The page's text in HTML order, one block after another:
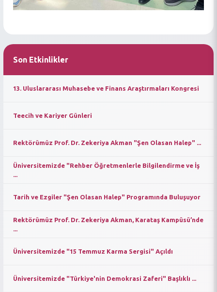
Son Etkinlikler
13. Uluslararası Muhasebe ve Finans Araştırmaları Kongresi
Teecih ve Kariyer Günleri
Rektörümüz Prof. Dr. Zekeriya Akman "Şen Olasan Halep" ...
Üniversitemizde "Rehber Öğretmenlerle Bilgilendirme ve İş
Tarih ve Ezgiler "Şen Olasan Halep" Programında Buluşuyor
Rektörümüz Prof. Dr. Zekeriya Akman, Karataş Kampüsü’nde
Üniversitemizde "15 Temmuz Karma Sergisi" Açıldı
Üniversitemizde "Türkiye'nin Demokrasi Zaferi" Başlıklı ...